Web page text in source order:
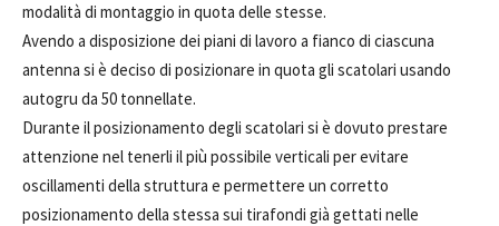
modalità di montaggio in quota delle stesse.
Avendo a disposizione dei piani di lavoro a fianco di ciascuna
antenna si è deciso di posizionare in quota gli scatolari usando
autogru da 50 tonnellate.
Durante il posizionamento degli scatolari si è dovuto prestare
attenzione nel tenerli il più possibile verticali per evitare
oscillamenti della struttura e permettere un corretto
posizionamento della stessa sui tirafondi già gettati nelle